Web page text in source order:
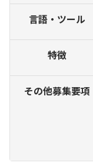
言語・ツール
特徴
その他募集要項